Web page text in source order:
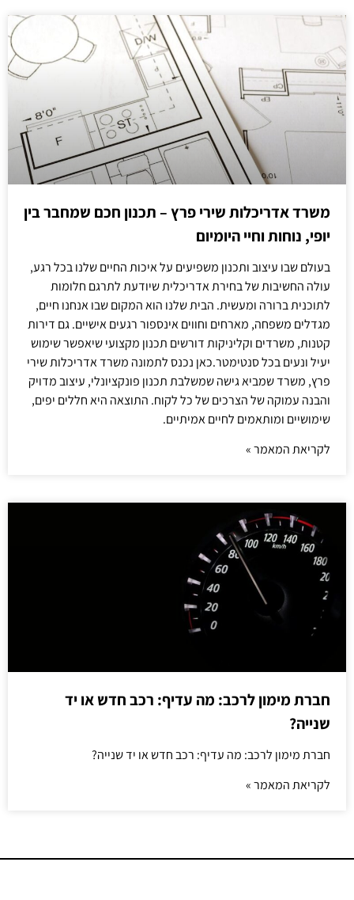
משרד אדריכלות שירי פרץ – תכנון חכם שמחבר בין
יופי, נוחות וחיי היומיום
בעולם שבו עיצוב ותכנון משפיעים על איכות החיים שלנו בכל רגע,
עולה החשיבות של בחירת אדריכלית שיודעת לתרגם חלומות
לתוכנית ברורה ומעשית. הבית שלנו הוא המקום שבו אנחנו חיים,
מגדלים משפחה, מארחים וחווים אינספור רגעים אישיים. גם דירות
קטנות, משרדים וקליניקות דורשים תכנון מקצועי שיאפשר שימוש
יעיל ונעים בכל סנטימטר.כאן נכנס לתמונה משרד אדריכלות שירי
פרץ, משרד שמביא גישה שמשלבת תכנון פונקציונלי, עיצוב מדויק
והבנה עמוקה של הצרכים של כל לקוח. התוצאה היא חללים יפים,
שימושיים ומותאמים לחיים אמיתיים.
לקריאת המאמר »
חברת מימון לרכב: מה עדיף: רכב חדש או יד
שנייה?
חברת מימון לרכב: מה עדיף: רכב חדש או יד שנייה?
לקריאת המאמר »